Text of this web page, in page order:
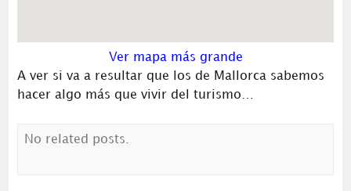
Ver mapa más grande
A ver si va a resultar que los de Mallorca sabemos
hacer algo más que vivir del turismo…
No related posts.